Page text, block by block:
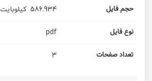
حجم فایل 586.934 کیلوبایت
نوع فایل pdf
تعداد صفحات 3